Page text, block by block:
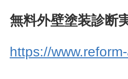
無料外壁塗装診断
https://